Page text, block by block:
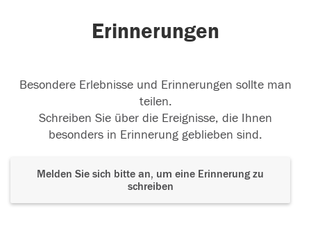
Erinnerungen
Besondere Erlebnisse und Erinnerungen sollte man
teilen.
Schreiben Sie über die Ereignisse, die Ihnen
besonders in Erinnerung geblieben sind.
Melden Sie sich bitte an, um eine Erinnerung zu
schreiben